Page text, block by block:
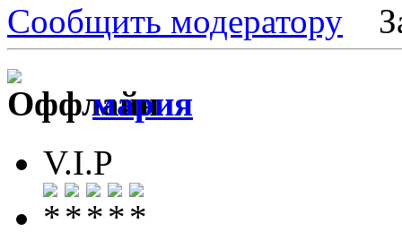
Сообщить модератору
мария
V.I.P